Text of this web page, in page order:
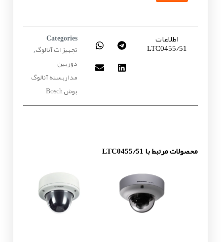
اطلاعات
LTC0455/51
Categories
تجهیزات آنالوگ
دوربین
مداربسته آنالوگ
بوش Bosch
محصولات مرتبط با LTC0455/51